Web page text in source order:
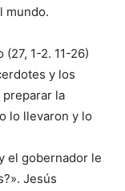
mundo.
1-2. 11-26)
y los
la
lo llevaron y lo
el gobernador le
Jesús